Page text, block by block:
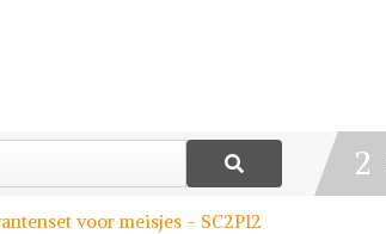
2
voor meisjes - SC2P12